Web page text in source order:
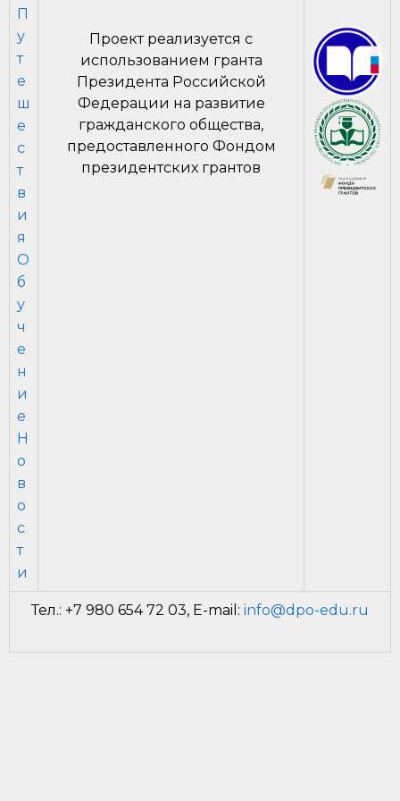
П
у
т
е
ш
е
с
т
в
и
я
О
б
у
ч
е
н
и
е
Н
о
в
о
с
т
и
Проект реализуется с
использованием гранта
Президента Российской
Федерации на развитие
гражданского общества,
предоставленного Фондом
президентских грантов
Тел.: +7 980 654 72 03, E-mail: info@dpo-edu.ru